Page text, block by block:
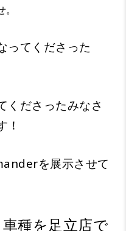
ってくださった
くださったみなさ
！
を展示させて
種を足立店で